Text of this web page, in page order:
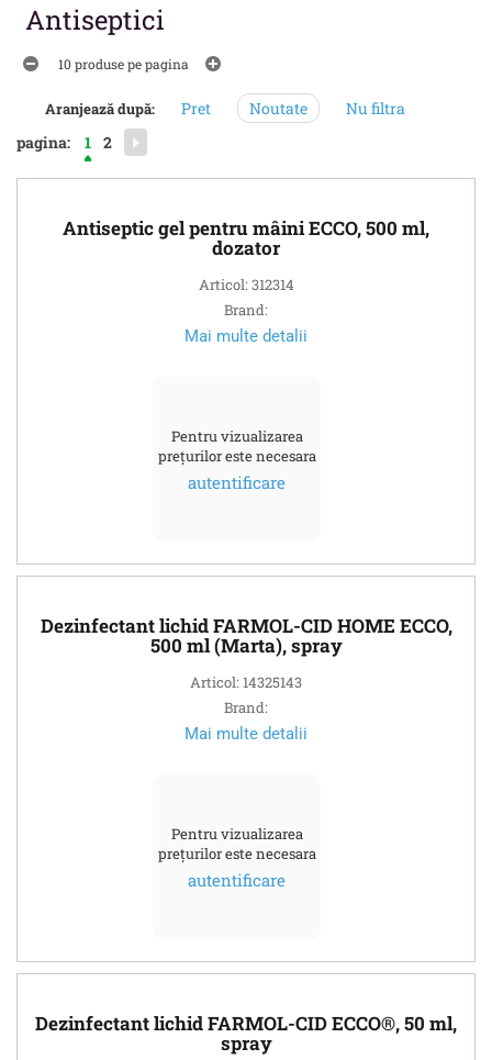
Antiseptici
10 produse pe pagina
Aranjează după: Pret Noutate
Nu filtra
pagina:
1 2
Antiseptic gel pentru mâini ECCO, 500 ml,
dozator
Articol: 312314
Brand:
Mai multe detalii
Pentru vizualizarea
prețurilor este necesara
autentificare
Dezinfectant lichid FARMOL-CID HOME ECCO,
500 ml (Marta), spray
Articol: 14325143
Brand:
Mai multe detalii
Pentru vizualizarea
prețurilor este necesara
autentificare
Dezinfectant lichid FARMOL-CID ECCO®, 50 ml,
spray